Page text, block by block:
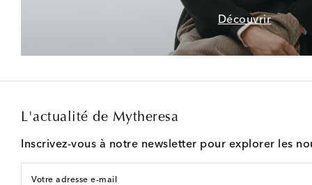
Découvrir
L'actualité de Mytheresa
Inscrivez-vous à notre newsletter pour explorer les
Votre adresse e-mail